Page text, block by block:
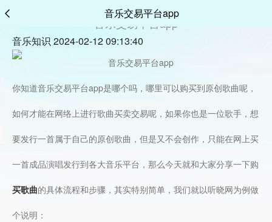
音乐交易平台app
音乐交易平台app
音乐知识 2024-02-12 09:13:40
你知道音乐交易平台app是哪个吗，哪里可以购买到原创歌曲呢，
如何才能在网络上进行歌曲买卖交易呢，如果你也是一位歌手，想
要发行一首属于自己的原创歌曲，但是又不会创作，只能在网上买
一首成品演唱发行到各大音乐平台，那么今天就和大家分享一下购
买歌曲的具体流程和步骤，其实特别简单，我们就以听晓网为例做
个说明：